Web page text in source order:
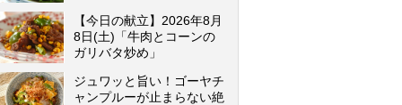
【今日の献立】2026年8月
8日(土)「牛肉とコーンの
ガリバタ炒め」
ジュワッと旨い！ゴーヤチ
ャンプルーが止まらない絶